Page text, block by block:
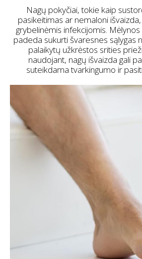
Nagų pokyčiai, tokie kaip
pasikeitimas ar nemaloni
grybelinėmis infekcijomis.
padeda sukurti švaresnes sąlygas
palaikytų užkrėstos srities
naudojant, nagų išvaizda gali
suteikdama tvarkingumo ir